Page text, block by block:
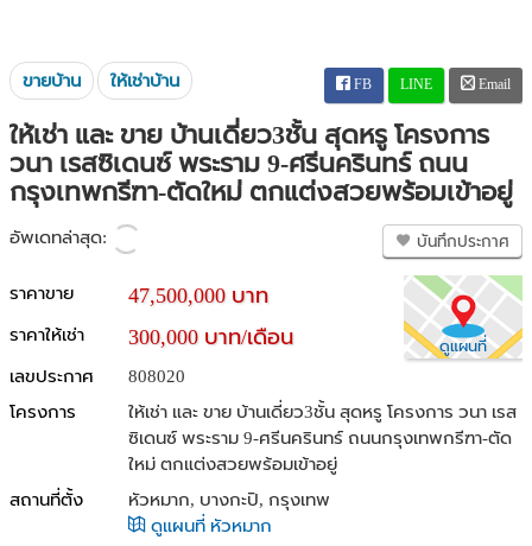
ขายบ้าน ให้เช่าบ้าน FB LINE Email
ให้เช่า และ ขาย บ้านเดี่ยว3ชั้น สุดหรู โครงการ
วนา เรสซิเดนซ์ พระราม 9-ศรีนครินทร์ ถนน
กรุงเทพกรีฑา-ตัดใหม่ ตกแต่งสวยพร้อมเข้าอยู่
อัพเดทล่าสุด: บันทึกประกาศ
ดูแผนที่
ราคาขาย 47,500,000 บาท
ราคาให้เช่า 300,000 บาท/เดือน
เลขประกาศ
808020
โครงการ
ให้เช่า และ ขาย บ้านเดี่ยว3ชั้น สุดหรู โครงการ วนา เรส
ซิเดนซ์ พระราม 9-ศรีนครินทร์ ถนนกรุงเทพกรีฑา-ตัด
ใหม่ ตกแต่งสวยพร้อมเข้าอยู่
สถานที่ตั้ง
หัวหมาก, บางกะปิ, กรุงเทพ
ดูแผนที่ หัวหมาก